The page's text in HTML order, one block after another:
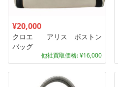
¥20,000
クロエ アリス ボストン
バッグ
他社買取価格: ¥16,000